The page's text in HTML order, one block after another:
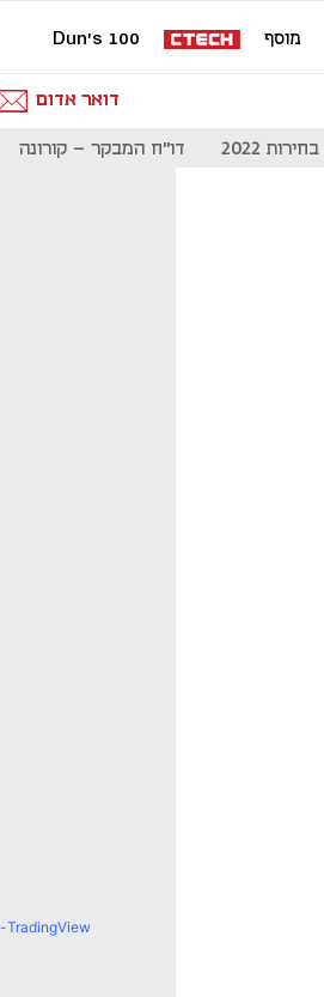
מוסף Dun's 100
דואר אדום
בחירות 2022 דו"ח המבקר - קורונה
עקוב אחר כל השווקים ב-TradingView